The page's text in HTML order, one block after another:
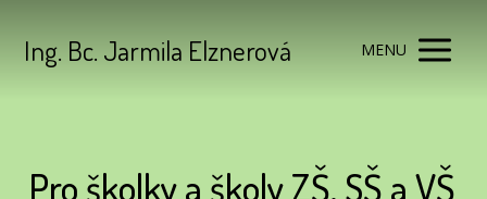
Ing. Bc. Jarmila Elznerová MENU
Pro školky a školy ZŠ, SŠ a VŠ